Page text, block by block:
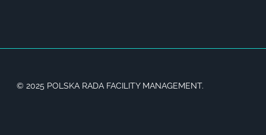
© 2025 POLSKA RADA FACILITY MANAGEMENT.